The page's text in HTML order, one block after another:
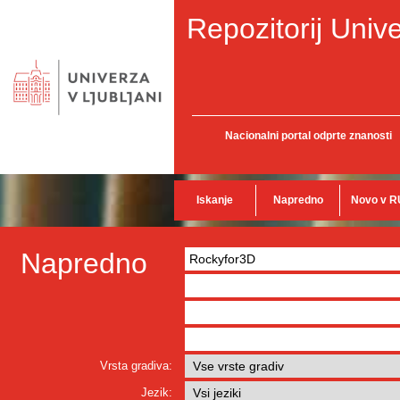
Repozitorij
Nacionalni portal odprte znanosti
Iskanje Napredno Novo v
Napredno
Vrsta gradiva:
Jezik: